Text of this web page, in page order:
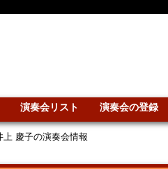
演奏会リスト 演奏会の登録
上 慶子の演奏会情報